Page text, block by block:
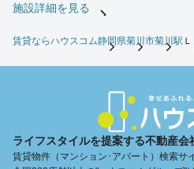
施設詳細を見る
賃貸ならハウスコム静岡県菊川市菊川駅
ライフスタイルを提案する不動産会
賃貸物件（マンション･アパート）検索サ